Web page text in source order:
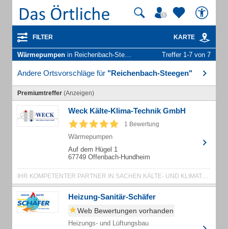
FILTER KARTE
Wärmepumpen in Reichenbach-Steegen Treffer 1-7 von 7
Andere Ortsvorschläge für "Reichenbach-Steegen"
Premiumtreffer (Anzeigen)
Weck Kälte-Klima-Technik GmbH
1 Bewertung
Wärmepumpen
Auf dem Hügel 1
67749 Offenbach-Hundheim
IHR KOMPETENTER PARTNER IN SACHEN KÄLTE- UND KLIMATECHNIK
Heizung-Sanitär-Schäfer
Web Bewertungen vorhanden
Heizungs- und Lüftungsbau